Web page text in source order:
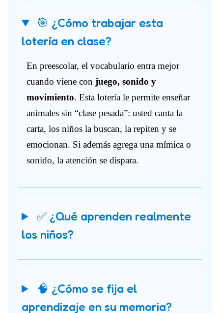
🎯 ¿Cómo trabajar esta
lotería en clase?
En preescolar, el vocabulario entra mejor
cuando viene con juego, sonido y
movimiento. Esta lotería le permite enseñar
animales sin “clase pesada”: usted canta la
carta, los niños la buscan, la repiten y se
emocionan. Si además agrega una mímica o
sonido, la atención se dispara.
✅ ¿Qué aprenden realmente
los niños?
🧠 ¿Cómo se fija el
aprendizaje en su memoria?